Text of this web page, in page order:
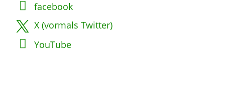
facebook
X (vormals Twitter)
YouTube